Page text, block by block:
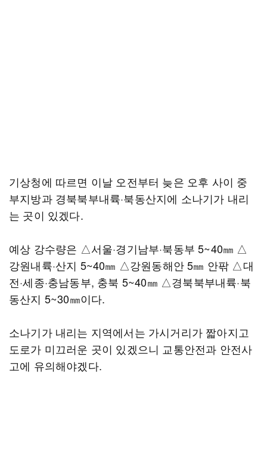
기상청에 따르면 이날 오전부터 늦은 오후 사이 중
부지방과 경북북부내륙·북동산지에 소나기가 내리
는 곳이 있겠다.
예상 강수량은 △서울·경기남부·북동부 5~40㎜ △
강원내륙·산지 5~40㎜ △강원동해안 5㎜ 안팎 △대
전·세종·충남동부, 충북 5~40㎜ △경북북부내륙·북
동산지 5~30㎜이다.
소나기가 내리는 지역에서는 가시거리가 짧아지고
도로가 미끄러운 곳이 있겠으니 교통안전과 안전사
고에 유의해야겠다.